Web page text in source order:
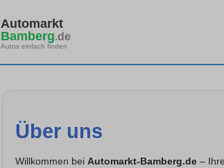
Automarkt
Bamberg.de
Autos einfach finden
Über uns
Willkommen bei Automarkt-Bamberg.de –